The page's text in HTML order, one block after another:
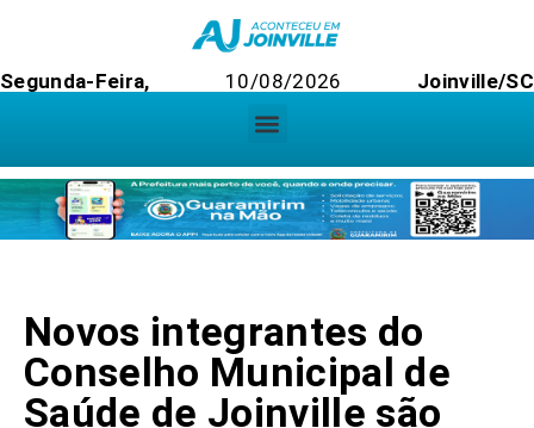
Segunda-Feira, 10/08/2026 Joinville/SC
Novos integrantes do
Conselho Municipal de
Saúde de Joinville são